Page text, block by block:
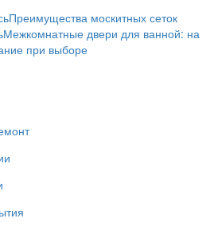
Преимущества москитных сеток
Межкомнатные двери для ванной: на
при выборе